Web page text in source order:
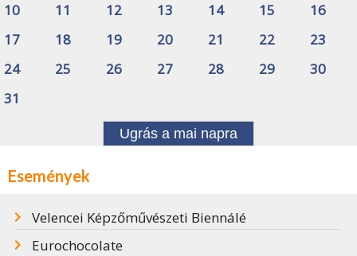
10
11 12 13 14 15
16
17
18 19 20 21 22
23
24
25 26 27 28 29
30
31
Ugrás a mai napra
Események
Velencei Képzőművészeti Biennálé
Eurochocolate